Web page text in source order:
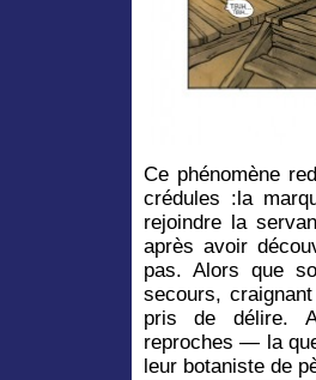
Ce phénomène
crédules :la
rejoindre la
après avoir
pas. Alors que
secours,
pris de délire.
reproches — la
leur botaniste de